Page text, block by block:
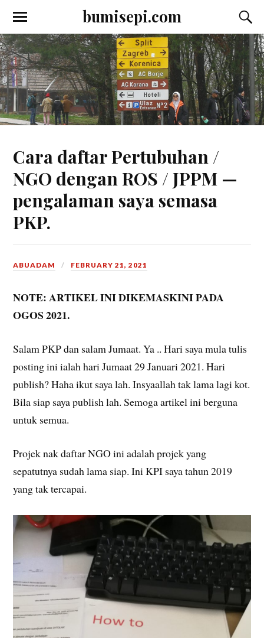
bumisepi.com
Cara daftar Pertubuhan /
NGO dengan ROS / JPPM —
pengalaman saya semasa
PKP.
ABUADAM FEBRUARY 21, 2021
NOTE: ARTIKEL INI DIKEMASKINI PADA
OGOS 2021.
Salam PKP dan salam Jumaat. Ya .. Hari saya mula tulis
posting ini ialah hari Jumaat 29 Januari 2021. Hari
publish? Haha ikut saya lah. Insyaallah tak lama lagi kot.
Bila siap saya publish lah. Semoga artikel ini berguna
untuk semua.
Projek nak daftar NGO ini adalah projek yang
sepatutnya sudah lama siap. Ini KPI saya tahun 2019
yang tak tercapai.